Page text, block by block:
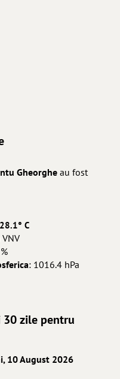
Gheorghe au fost
28.1° C
: 1016.4 hPa
30 zile pentru
10 August 2026